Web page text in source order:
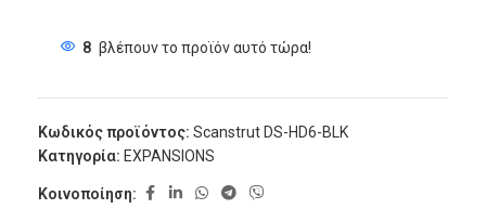
8 βλέπουν το προϊόν αυτό τώρα!
Κωδικός προϊόντος: Scanstrut DS-HD6-BLK
Κατηγορία: EXPANSIONS
Κοινοποίηση: